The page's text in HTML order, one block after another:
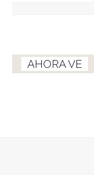
AHORA VE